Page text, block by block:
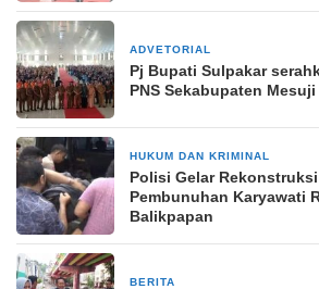
ADVETORIAL
Pj Bupati Sulpakar
PNS Sekabupaten Mesuji
HUKUM DAN KRIMINAL
Polisi Gelar
Pembunuhan Karyawati
Balikpapan
BERITA